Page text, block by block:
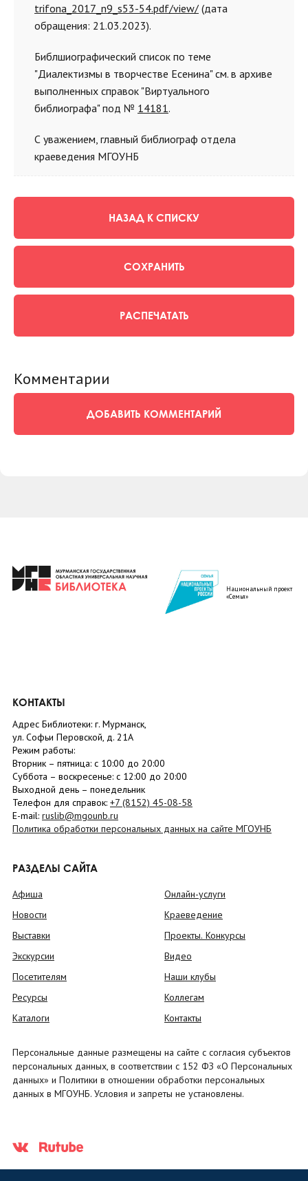
trifona_2017_n9_s53-54.pdf/view/ (дата
обращения: 21.03.2023).
Библшиографический список по теме
"Диалектизмы в творчестве Есенина" см. в архиве
выполненных справок "Виртуального
библиографа" под № 14181.
С уважением, главный библиограф отдела
краеведения МГОУНБ
НАЗАД К СПИСКУ
СОХРАНИТЬ
РАСПЕЧАТАТЬ
Комментарии
ДОБАВИТЬ КОММЕНТАРИЙ
Национальный проект
«Семья»
КОНТАКТЫ
Адрес Библиотеки: г. Мурманск,
ул. Софьи Перовской, д. 21А
Режим работы:
Вторник – пятница: с 10:00 до 20:00
Суббота – воскресенье: c 12:00 до 20:00
Выходной день – понедельник
Телефон для справок: +7 (8152) 45-08-58
E-mail: ruslib@mgounb.ru
Политика обработки персональных данных на сайте МГОУНБ
РАЗДЕЛЫ САЙТА
Афиша
Новости
Выставки
Экскурсии
Посетителям
Ресурсы
Каталоги
Онлайн-услуги
Краеведение
Проекты. Конкурсы
Видео
Наши клубы
Коллегам
Контакты
Персональные данные размещены на сайте с согласия субъектов
персональных данных, в соответствии с 152 ФЗ «О Персональных
данных» и Политики в отношении обработки персональных
данных в МГОУНБ. Условия и запреты не установлены.